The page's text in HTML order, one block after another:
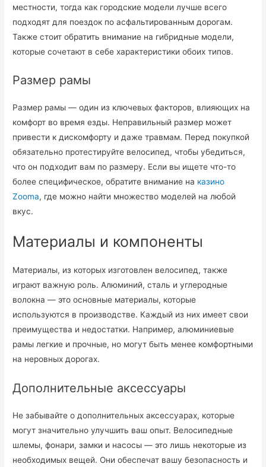
местности, тогда как городские модели лучше всего
подходят для поездок по асфальтированным дорогам.
Также стоит обратить внимание на гибридные модели,
которые сочетают в себе характеристики обоих типов.
Размер рамы
Размер рамы — один из ключевых факторов, влияющих на
комфорт во время езды. Неправильный размер может
привести к дискомфорту и даже травмам. Перед покупкой
обязательно протестируйте велосипед, чтобы убедиться,
что он подходит вам по размеру. Если вы ищете что-то
более специфическое, обратите внимание на казино
Zooma, где можно найти множество моделей на любой
вкус.
Материалы и компоненты
Материалы, из которых изготовлен велосипед, также
играют важную роль. Алюминий, сталь и углеродные
волокна — это основные материалы, которые
используются в производстве. Каждый из них имеет свои
преимущества и недостатки. Например, алюминиевые
рамы легкие и прочные, но могут быть менее комфортными
на неровных дорогах.
Дополнительные аксессуары
Не забывайте о дополнительных аксессуарах, которые
могут значительно улучшить ваш опыт. Велосипедные
шлемы, фонари, замки и насосы — это лишь некоторые из
необходимых вещей. Они обеспечат вашу безопасность и